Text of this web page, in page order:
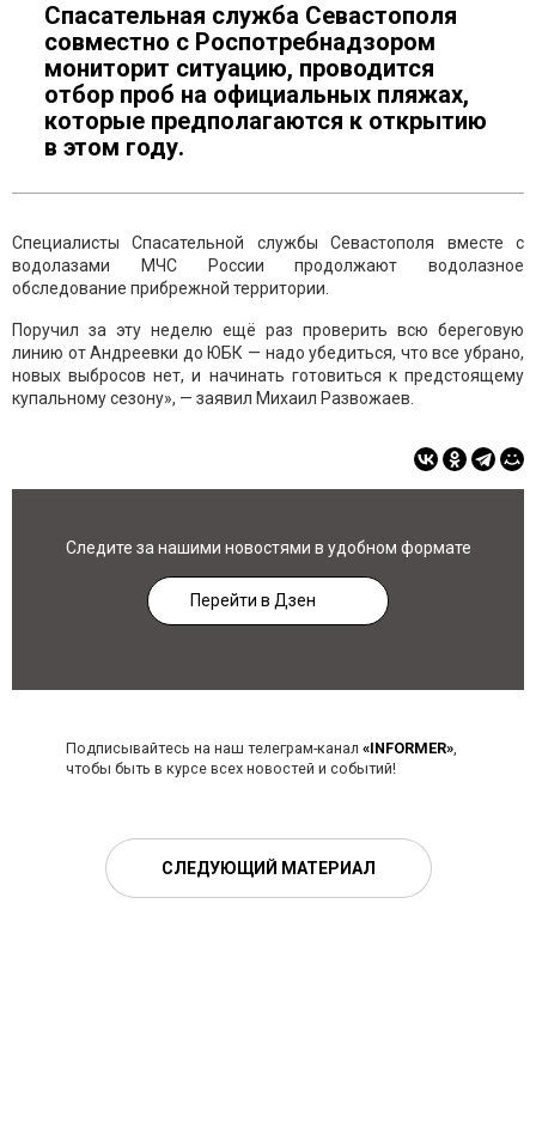
Спасательная служба Севастополя
совместно с Роспотребнадзором
мониторит ситуацию, проводится
отбор проб на официальных пляжах,
которые предполагаются к открытию
в этом году.
Специалисты Спасательной службы Севастополя вместе с
водолазами МЧС России продолжают водолазное
обследование прибрежной территории.
Поручил за эту неделю ещё раз проверить всю береговую
линию от Андреевки до ЮБК — надо убедиться, что все убрано,
новых выбросов нет, и начинать готовиться к предстоящему
купальному сезону», — заявил Михаил Развожаев.
Следите за нашими новостями в удобном формате
Перейти в Дзен
Подписывайтесь на наш телеграм-канал «INFORMER»,
чтобы быть в курсе всех новостей и событий!
СЛЕДУЮЩИЙ МАТЕРИАЛ